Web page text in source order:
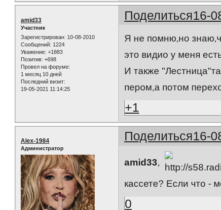
Поделиться16-
amid33
Участник
Зарегистрирован: 10-08-2010
Сообщений: 1224
Уважение: +1883
Позитив: +698
Провел на форуме:
1 месяц 10 дней
Последний визит:
19-05-2021 11:14:25
Я не помню,но
это видио у меня
И также
пером,а потом
+1
Поделиться16-
Alex-1984
Администратор
amid33,
кассете? Если что -
0